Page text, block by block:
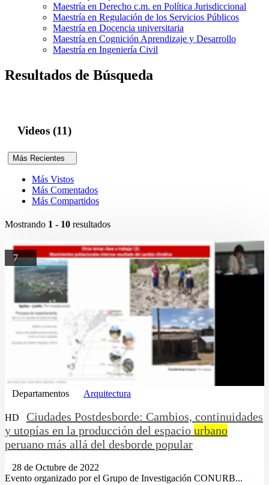
Maestría en Derecho c.m. en Política Jurisdiccional
Maestría en Regulación de los Servicios Públicos
Maestría en Docencia universitaria
Maestría en Cognición Aprendizaje y Desarrollo
Maestría en Ingeniería Civil
Resultados de Búsqueda
Videos (11)
Más Recientes
Más Vistos
Más Comentados
Más Compartidos
Mostrando 1 - 10 resultados
7
Departamentos Arquitectura
HD
Ciudades Postdesborde: Cambios, continuidades
y utopías en la producción del espacio urbano
peruano más allá del desborde popular
28 de Octubre de 2022
Evento organizado por el Grupo de Investigación CONURB...